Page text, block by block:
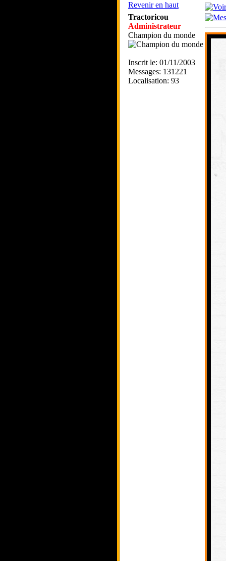
Revenir en haut
Tractoricou
Administrateur
Champion du monde
Inscrit le: 01/11/2003
Messages: 131221
Localisation: 93